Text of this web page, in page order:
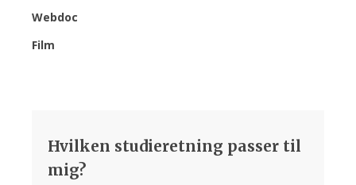
Webdoc
Film
Hvilken studieretning passer til
mig?